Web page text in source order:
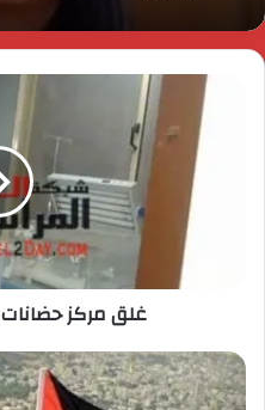
غلق مركز